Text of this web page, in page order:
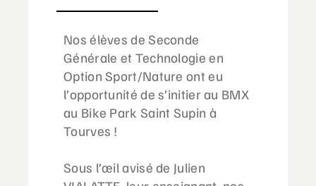
Nos élèves de Seconde
Générale et Technologie en
Option Sport/Nature ont eu
l’opportunité de s’initier au BMX
au Bike Park Saint Supin à
Tourves !
Sous l’œil avisé de Julien